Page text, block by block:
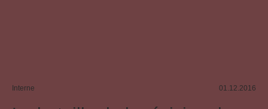
Interne 01.12.2016